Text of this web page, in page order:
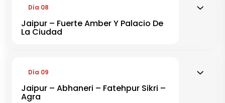
Día 08
Jaipur – Fuerte Amber Y Palacio De
La Ciudad
Día 09
Jaipur – Abhaneri – Fatehpur Sikri –
Agra